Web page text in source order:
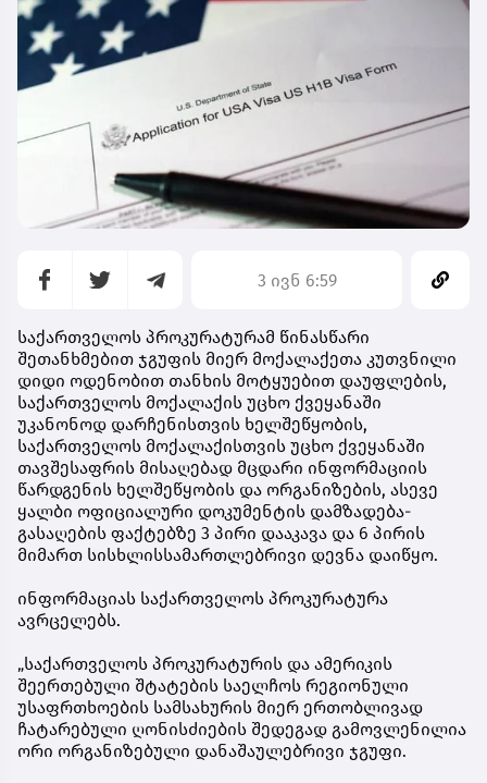
3 ივნ 6:59
საქართველოს პროკურატურამ წინასწარი
შეთანხმებით ჯგუფის მიერ მოქალაქეთა კუთვნილი
დიდი ოდენობით თანხის მოტყუებით დაუფლების,
საქართველოს მოქალაქის უცხო ქვეყანაში
უკანონოდ დარჩენისთვის ხელშეწყობის,
საქართველოს მოქალაქისთვის უცხო ქვეყანაში
თავშესაფრის მისაღებად მცდარი ინფორმაციის
წარდგენის ხელშეწყობის და ორგანიზების, ასევე
ყალბი ოფიციალური დოკუმენტის დამზადება-
გასაღების ფაქტებზე 3 პირი დააკავა და 6 პირის
მიმართ სისხლისსამართლებრივი დევნა დაიწყო.
ინფორმაციას საქართველოს პროკურატურა
ავრცელებს.
„საქართველოს პროკურატურის და ამერიკის
შეერთებული შტატების საელჩოს რეგიონული
უსაფრთხოების სამსახურის მიერ ერთობლივად
ჩატარებული ღონისძიების შედეგად გამოვლენილია
ორი ორგანიზებული დანაშაულებრივი ჯგუფი.